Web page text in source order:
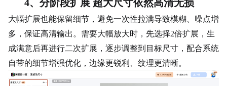
4、分阶段扩展 超大尺寸依然高清无损
大幅扩展也能保留细节，避免一次性拉满导致模糊、噪点增
多，保证高清输出。需要大幅放大时，先选择2倍扩展，生
成满意后再进行二次扩展，逐步调整到目标尺寸，配合系统
自带的细节增强优化，边缘更锐利、纹理更清晰。